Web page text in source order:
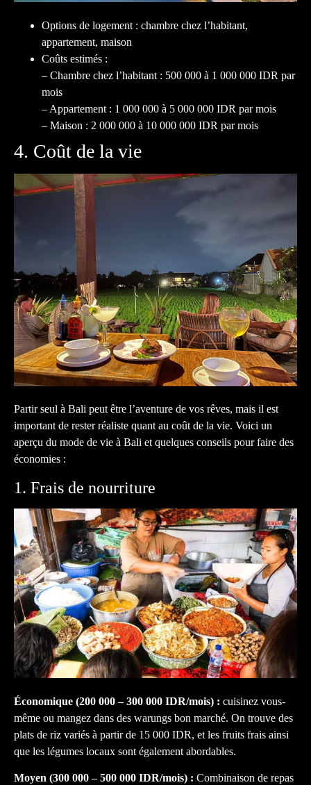
Options de logement : chambre chez l’habitant,
appartement, maison
Coûts estimés :
– Chambre chez l’habitant : 500 000 à 1 000 000 IDR par
mois
– Appartement : 1 000 000 à 5 000 000 IDR par mois
– Maison : 2 000 000 à 10 000 000 IDR par mois
4. Coût de la vie
Partir seul à Bali peut être l’aventure de vos rêves, mais il est
important de rester réaliste quant au coût de la vie. Voici un
aperçu du mode de vie à Bali et quelques conseils pour faire des
économies :
1. Frais de nourriture
Économique (200 000 – 300 000 IDR/mois) : cuisinez vous-
même ou mangez dans des warungs bon marché. On trouve des
plats de riz variés à partir de 15 000 IDR, et les fruits frais ainsi
que les légumes locaux sont également abordables.
Moyen (300 000 – 500 000 IDR/mois) : Combinaison de repas